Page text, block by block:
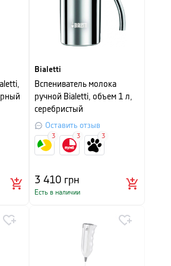
Bialetti
Вспениватель молока
ручной Bialetti, объем 1 л,
серебристый
Оставить отзыв
3 410 грн
Есть в наличии
3 3 3